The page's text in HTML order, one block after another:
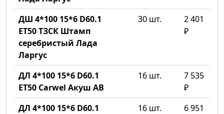
ДШ 4*100 15*6 D60.1
ET50 ТЗСК Штамп
серебристый Лада
Ларгус
30 шт.
2 401
₽
ДЛ 4*100 15*6 D60.1
ET50 Carwel Акуш AB
16 шт.
7 535
₽
ДЛ 4*100 15*6 D60.1
16 шт.
6 951